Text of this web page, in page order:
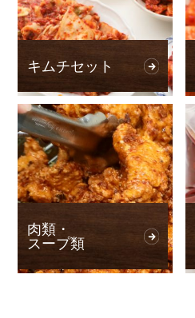
キムチセット
肉類・
スープ類